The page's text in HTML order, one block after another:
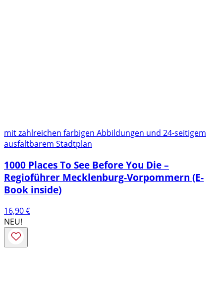
mit zahlreichen farbigen Abbildungen und 24-seitigem
ausfaltbarem Stadtplan
1000 Places To See Before You Die –
Regioführer Mecklenburg-Vorpommern (E-
Book inside)
16,90€
NEU!